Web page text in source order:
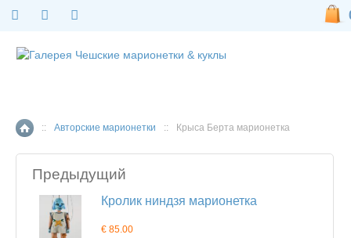
Главная страница
:: Авторские марионетки :: Крыса Берта марионетка
Предыдущий
Кролик ниндзя марионетка
€ 85.00